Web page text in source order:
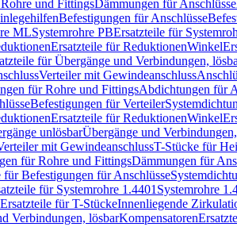
und FittingsDämmungen für Anschlüsse
Befestigungen für Anschlüsse
MLSystemrohre PBErsatzteile für
Ersatzteile für ReduktionenWinkel
für Übergänge und Verbindungen,
Verteiler mit Gewindeanschluss
für Rohre und FittingsAbdichtungen für
Befestigungen für Verteiler
Ersatzteile für ReduktionenWinkel
unlösbarÜbergänge und
mit GewindeanschlussT-Stücke für
für Rohre und FittingsDämmungen für
für Befestigungen für Anschlüsse
für Systemrohre 1.4401 Systemrohre
Ersatzteile für T-StückeInnenliegende
Verbindungen, lösbarKompensatoren